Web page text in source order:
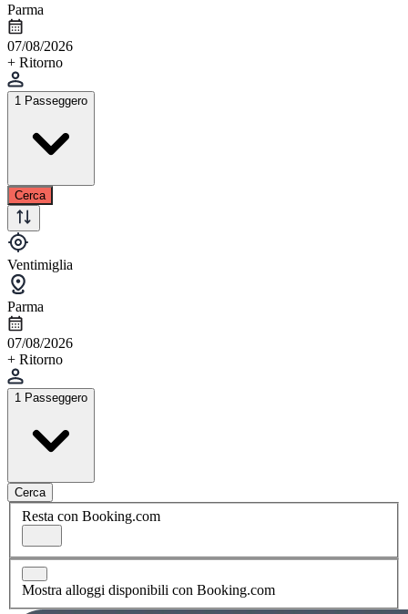
Parma
07/08/2026
+ Ritorno
1 Passeggero
Cerca
Ventimiglia
Parma
07/08/2026
+ Ritorno
1 Passeggero
Cerca
Resta con Booking.com
Mostra alloggi disponibili con Booking.com